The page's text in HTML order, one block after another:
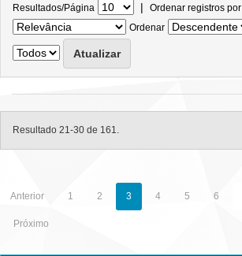
Resultados/Página | Ordenar registros por
Ordenar
Resultado 21-30 de 161.
Anterior 1 2 3 4 5 6
Próximo